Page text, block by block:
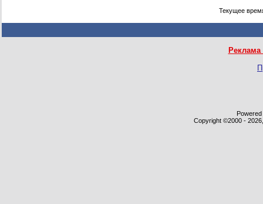
Текущее
Copyright ©2000 -